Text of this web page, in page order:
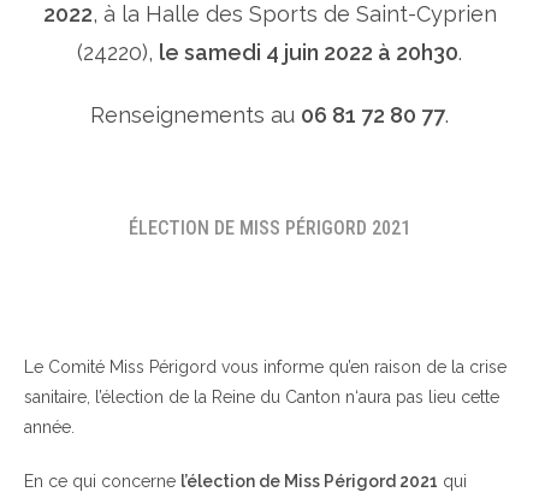
2022, à la Halle des Sports de Saint-Cyprien
(24220), le samedi 4 juin 2022 à 20h30.
Renseignements au 06 81 72 80 77.
ÉLECTION DE MISS PÉRIGORD 2021
Le Comité Miss Périgord vous informe qu’en raison de la crise
sanitaire, l’élection de la Reine du Canton n‘aura pas lieu cette
année.
En ce qui concerne l’élection de Miss Périgord 2021 qui